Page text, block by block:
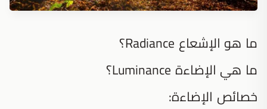
ما هو الإشعاع Radiance؟
ما هي الإضاءة Luminance؟
خصائص الإضاءة: